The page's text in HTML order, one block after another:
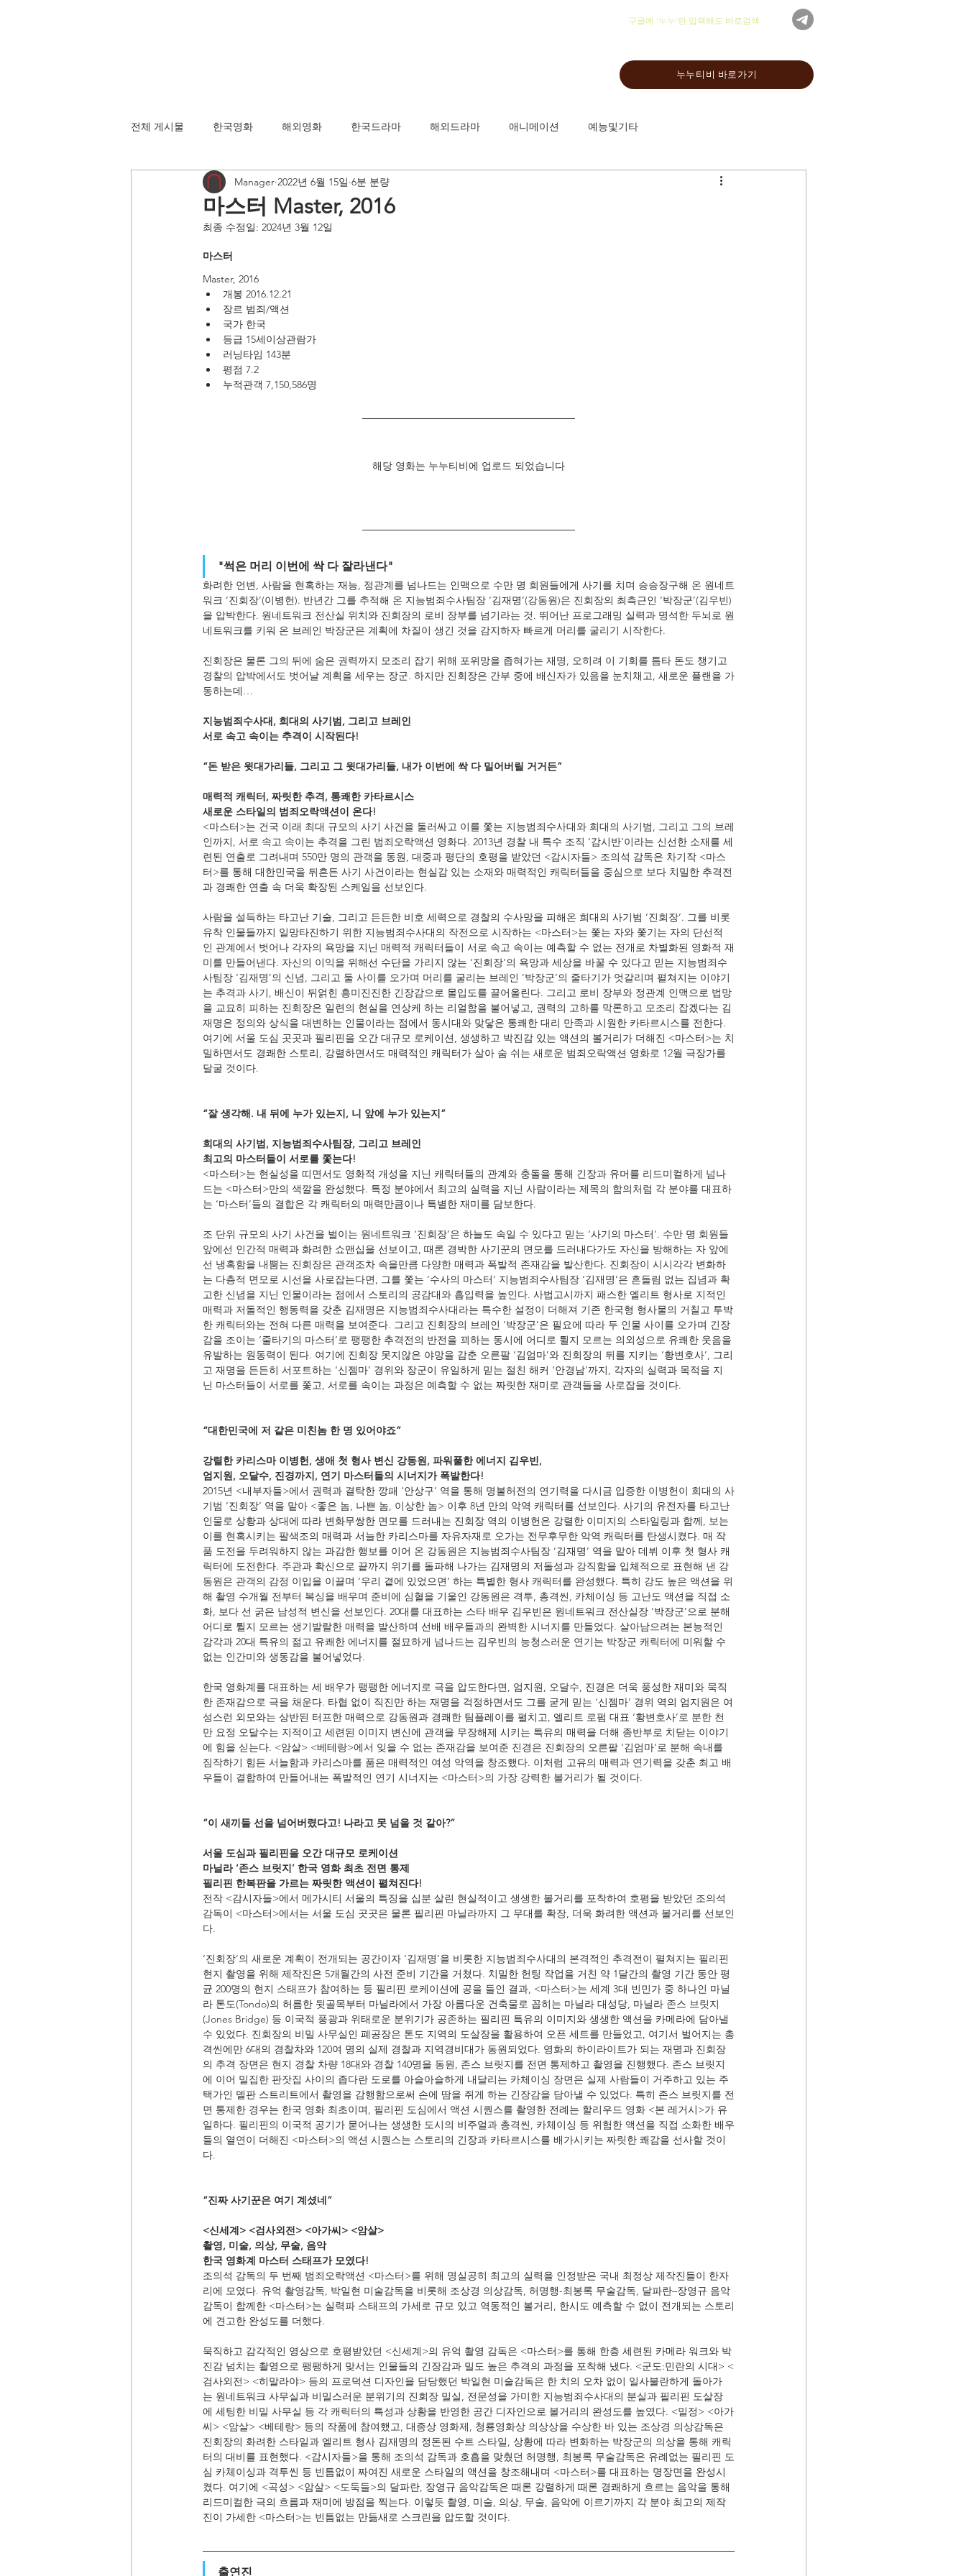
​구글에 '누누'만 입력해도 바로검색
누누티비 바로가기
전체 게시물 한국영화 해외영화 한국드라마 해외드라마 애니메이션 예능및기타
마스터 Master, 2016
Manager 2022년 6월 15일 6분 분량
최종 수정일: 2024년 3월 12일
마스터
Master, 2016
개봉 2016.12.21
장르 범죄/액션
국가 한국
등급 15세이상관람가
러닝타임 143분
평점 7.2
누적관객 7,150,586명
해당 영화는 누누티비에 업로드 되었습니다
"썩은 머리 이번에 싹 다 잘라낸다"
화려한 언변, 사람을 현혹하는 재능, 정관계를 넘나드는 인맥으로 수만 명 회원들에게 사기를 치며 승승장구해 온 원네트
워크 ‘진회장’(이병헌). 반년간 그를 추적해 온 지능범죄수사팀장 ‘김재명’(강동원)은 진회장의 최측근인 ‘박장군’(김우빈)
을 압박한다. 원네트워크 전산실 위치와 진회장의 로비 장부를 넘기라는 것. 뛰어난 프로그래밍 실력과 명석한 두뇌로 원
네트워크를 키워 온 브레인 박장군은 계획에 차질이 생긴 것을 감지하자 빠르게 머리를 굴리기 시작한다.
진회장은 물론 그의 뒤에 숨은 권력까지 모조리 잡기 위해 포위망을 좁혀가는 재명, 오히려 이 기회를 틈타 돈도 챙기고
경찰의 압박에서도 벗어날 계획을 세우는 장군. 하지만 진회장은 간부 중에 배신자가 있음을 눈치채고, 새로운 플랜을 가
동하는데…
지능범죄수사대, 희대의 사기범, 그리고 브레인
서로 속고 속이는 추격이 시작된다!
“돈 받은 윗대가리들, 그리고 그 윗대가리들, 내가 이번에 싹 다 밀어버릴 거거든”
매력적 캐릭터, 짜릿한 추격, 통쾌한 카타르시스
새로운 스타일의 범죄오락액션이 온다!
<마스터>는 건국 이래 최대 규모의 사기 사건을 둘러싸고 이를 쫓는 지능범죄수사대와 희대의 사기범, 그리고 그의 브레
인까지, 서로 속고 속이는 추격을 그린 범죄오락액션 영화다. 2013년 경찰 내 특수 조직 ‘감시반’이라는 신선한 소재를 세
련된 연출로 그려내며 550만 명의 관객을 동원, 대중과 평단의 호평을 받았던 <감시자들> 조의석 감독은 차기작 <마스
터>를 통해 대한민국을 뒤흔든 사기 사건이라는 현실감 있는 소재와 매력적인 캐릭터들을 중심으로 보다 치밀한 추격전
과 경쾌한 연출 속 더욱 확장된 스케일을 선보인다.
사람을 설득하는 타고난 기술, 그리고 든든한 비호 세력으로 경찰의 수사망을 피해온 희대의 사기범 ‘진회장’. 그를 비롯
유착 인물들까지 일망타진하기 위한 지능범죄수사대의 작전으로 시작하는 <마스터>는 쫓는 자와 쫓기는 자의 단선적
인 관계에서 벗어나 각자의 욕망을 지닌 매력적 캐릭터들이 서로 속고 속이는 예측할 수 없는 전개로 차별화된 영화적 재
미를 만들어낸다. 자신의 이익을 위해선 수단을 가리지 않는 ‘진회장’의 욕망과 세상을 바꿀 수 있다고 믿는 지능범죄수
사팀장 ‘김재명’의 신념, 그리고 둘 사이를 오가며 머리를 굴리는 브레인 ‘박장군’의 줄타기가 엇갈리며 펼쳐지는 이야기
는 추격과 사기, 배신이 뒤얽힌 흥미진진한 긴장감으로 몰입도를 끌어올린다. 그리고 로비 장부와 정관계 인맥으로 법망
을 교묘히 피하는 진회장은 일련의 현실을 연상케 하는 리얼함을 불어넣고, 권력의 고하를 막론하고 모조리 잡겠다는 김
재명은 정의와 상식을 대변하는 인물이라는 점에서 동시대와 맞닿은 통쾌한 대리 만족과 시원한 카타르시스를 전한다.
여기에 서울 도심 곳곳과 필리핀을 오간 대규모 로케이션, 생생하고 박진감 있는 액션의 볼거리가 더해진 <마스터>는 치
밀하면서도 경쾌한 스토리, 강렬하면서도 매력적인 캐릭터가 살아 숨 쉬는 새로운 범죄오락액션 영화로 12월 극장가를
달굴 것이다.
“잘 생각해. 내 뒤에 누가 있는지, 니 앞에 누가 있는지”
희대의 사기범, 지능범죄수사팀장, 그리고 브레인
최고의 마스터들이 서로를 쫓는다!
<마스터>는 현실성을 띠면서도 영화적 개성을 지닌 캐릭터들의 관계와 충돌을 통해 긴장과 유머를 리드미컬하게 넘나
드는 <마스터>만의 색깔을 완성했다. 특정 분야에서 최고의 실력을 지닌 사람이라는 제목의 함의처럼 각 분야를 대표하
는 ‘마스터’들의 결합은 각 캐릭터의 매력만큼이나 특별한 재미를 담보한다.
조 단위 규모의 사기 사건을 벌이는 원네트워크 ‘진회장’은 하늘도 속일 수 있다고 믿는 ‘사기의 마스터’. 수만 명 회원들
앞에선 인간적 매력과 화려한 쇼맨십을 선보이고, 때론 경박한 사기꾼의 면모를 드러내다가도 자신을 방해하는 자 앞에
선 냉혹함을 내뿜는 진회장은 관객조차 속을만큼 다양한 매력과 폭발적 존재감을 발산한다. 진회장이 시시각각 변화하
는 다층적 면모로 시선을 사로잡는다면, 그를 쫓는 ‘수사의 마스터’ 지능범죄수사팀장 ‘김재명’은 흔들림 없는 집념과 확
고한 신념을 지닌 인물이라는 점에서 스토리의 공감대와 흡입력을 높인다. 사법고시까지 패스한 엘리트 형사로 지적인
매력과 저돌적인 행동력을 갖춘 김재명은 지능범죄수사대라는 특수한 설정이 더해져 기존 한국형 형사물의 거칠고 투박
한 캐릭터와는 전혀 다른 매력을 보여준다. 그리고 진회장의 브레인 ‘박장군’은 필요에 따라 두 인물 사이를 오가며 긴장
감을 조이는 ‘줄타기의 마스터’로 팽팽한 추격전의 반전을 꾀하는 동시에 어디로 튈지 모르는 의외성으로 유쾌한 웃음을
유발하는 원동력이 된다. 여기에 진회장 못지않은 야망을 감춘 오른팔 ‘김엄마’와 진회장의 뒤를 지키는 ‘황변호사’, 그리
고 재명을 든든히 서포트하는 ‘신젬마’ 경위와 장군이 유일하게 믿는 절친 해커 ‘안경남’까지, 각자의 실력과 목적을 지
닌 마스터들이 서로를 쫓고, 서로를 속이는 과정은 예측할 수 없는 짜릿한 재미로 관객들을 사로잡을 것이다.
“대한민국에 저 같은 미친놈 한 명 있어야죠”
강렬한 카리스마 이병헌, 생애 첫 형사 변신 강동원, 파워풀한 에너지 김우빈,
엄지원, 오달수, 진경까지, 연기 마스터들의 시너지가 폭발한다!
2015년 <내부자들>에서 권력과 결탁한 깡패 ‘안상구’ 역을 통해 명불허전의 연기력을 다시금 입증한 이병헌이 희대의 사
기범 ‘진회장’ 역을 맡아 <좋은 놈, 나쁜 놈, 이상한 놈> 이후 8년 만의 악역 캐릭터를 선보인다. 사기의 유전자를 타고난
인물로 상황과 상대에 따라 변화무쌍한 면모를 드러내는 진회장 역의 이병헌은 강렬한 이미지의 스타일링과 함께, 보는
이를 현혹시키는 팔색조의 매력과 서늘한 카리스마를 자유자재로 오가는 전무후무한 악역 캐릭터를 탄생시켰다. 매 작
품 도전을 두려워하지 않는 과감한 행보를 이어 온 강동원은 지능범죄수사팀장 ‘김재명’ 역을 맡아 데뷔 이후 첫 형사 캐
릭터에 도전한다. 주관과 확신으로 끝까지 위기를 돌파해 나가는 김재명의 저돌성과 강직함을 입체적으로 표현해 낸 강
동원은 관객의 감정 이입을 이끌며 ‘우리 곁에 있었으면’ 하는 특별한 형사 캐릭터를 완성했다. 특히 강도 높은 액션을 위
해 촬영 수개월 전부터 복싱을 배우며 준비에 심혈을 기울인 강동원은 격투, 총격씬, 카체이싱 등 고난도 액션을 직접 소
화, 보다 선 굵은 남성적 변신을 선보인다. 20대를 대표하는 스타 배우 김우빈은 원네트워크 전산실장 ‘박장군’으로 분해
어디로 튈지 모르는 생기발랄한 매력을 발산하며 선배 배우들과의 완벽한 시너지를 만들었다. 살아남으려는 본능적인
감각과 20대 특유의 젊고 유쾌한 에너지를 절묘하게 넘나드는 김우빈의 능청스러운 연기는 박장군 캐릭터에 미워할 수
없는 인간미와 생동감을 불어넣었다.
한국 영화계를 대표하는 세 배우가 팽팽한 에너지로 극을 압도한다면, 엄지원, 오달수, 진경은 더욱 풍성한 재미와 묵직
한 존재감으로 극을 채운다. 타협 없이 직진만 하는 재명을 걱정하면서도 그를 굳게 믿는 ‘신젬마’ 경위 역의 엄지원은 여
성스런 외모와는 상반된 터프한 매력으로 강동원과 경쾌한 팀플레이를 펼치고, 엘리트 로펌 대표 ‘황변호사’로 분한 천
만 요정 오달수는 지적이고 세련된 이미지 변신에 관객을 무장해제 시키는 특유의 매력을 더해 종반부로 치닫는 이야기
에 힘을 싣는다. <암살> <베테랑>에서 잊을 수 없는 존재감을 보여준 진경은 진회장의 오른팔 ‘김엄마’로 분해 속내를
짐작하기 힘든 서늘함과 카리스마를 품은 매력적인 여성 악역을 창조했다. 이처럼 고유의 매력과 연기력을 갖춘 최고 배
우들이 결합하여 만들어내는 폭발적인 연기 시너지는 <마스터>의 가장 강력한 볼거리가 될 것이다.
“이 새끼들 선을 넘어버렸다고! 나라고 못 넘을 것 같아?”
서울 도심과 필리핀을 오간 대규모 로케이션
마닐라 ‘존스 브릿지’ 한국 영화 최초 전면 통제
필리핀 한복판을 가르는 짜릿한 액션이 펼쳐진다!
전작 <감시자들>에서 메가시티 서울의 특징을 십분 살린 현실적이고 생생한 볼거리를 포착하여 호평을 받았던 조의석
감독이 <마스터>에서는 서울 도심 곳곳은 물론 필리핀 마닐라까지 그 무대를 확장, 더욱 화려한 액션과 볼거리를 선보인
다.
‘진회장’의 새로운 계획이 전개되는 공간이자 ‘김재명’을 비롯한 지능범죄수사대의 본격적인 추격전이 펼쳐지는 필리핀
현지 촬영을 위해 제작진은 5개월간의 사전 준비 기간을 거쳤다. 치밀한 헌팅 작업을 거친 약 1달간의 촬영 기간 동안 평
균 200명의 현지 스태프가 참여하는 등 필리핀 로케이션에 공을 들인 결과, <마스터>는 세계 3대 빈민가 중 하나인 마닐
라 톤도(Tondo)의 허름한 뒷골목부터 마닐라에서 가장 아름다운 건축물로 꼽히는 마닐라 대성당, 마닐라 존스 브릿지
(Jones Bridge) 등 이국적 풍광과 위태로운 분위기가 공존하는 필리핀 특유의 이미지와 생생한 액션을 카메라에 담아낼
수 있었다. 진회장의 비밀 사무실인 폐공장은 톤도 지역의 도살장을 활용하여 오픈 세트를 만들었고, 여기서 벌어지는 총
격씬에만 6대의 경찰차와 120여 명의 실제 경찰과 지역경비대가 동원되었다. 영화의 하이라이트가 되는 재명과 진회장
의 추격 장면은 현지 경찰 차량 18대와 경찰 140명을 동원, 존스 브릿지를 전면 통제하고 촬영을 진행했다. 존스 브릿지
에 이어 밀집한 판잣집 사이의 좁다란 도로를 아슬아슬하게 내달리는 카체이싱 장면은 실제 사람들이 거주하고 있는 주
택가인 델판 스트리트에서 촬영을 감행함으로써 손에 땀을 쥐게 하는 긴장감을 담아낼 수 있었다. 특히 존스 브릿지를 전
면 통제한 경우는 한국 영화 최초이며, 필리핀 도심에서 액션 시퀀스를 촬영한 전례는 할리우드 영화 <본 레거시>가 유
일하다. 필리핀의 이국적 공기가 묻어나는 생생한 도시의 비주얼과 총격씬, 카체이싱 등 위험한 액션을 직접 소화한 배우
들의 열연이 더해진 <마스터>의 액션 시퀀스는 스토리의 긴장과 카타르시스를 배가시키는 짜릿한 쾌감을 선사할 것이
다.
“진짜 사기꾼은 여기 계셨네”
<신세계> <검사외전> <아가씨> <암살>
촬영, 미술, 의상, 무술, 음악
한국 영화계 마스터 스태프가 모였다!
조의석 감독의 두 번째 범죄오락액션 <마스터>를 위해 명실공히 최고의 실력을 인정받은 국내 최정상 제작진들이 한자
리에 모였다. 유억 촬영감독, 박일현 미술감독을 비롯해 조상경 의상감독, 허명행-최봉록 무술감독, 달파란–장영규 음악
감독이 함께한 <마스터>는 실력파 스태프의 가세로 규모 있고 역동적인 볼거리, 한시도 예측할 수 없이 전개되는 스토리
에 견고한 완성도를 더했다.
묵직하고 감각적인 영상으로 호평받았던 <신세계>의 유억 촬영 감독은 <마스터>를 통해 한층 세련된 카메라 워크와 박
진감 넘치는 촬영으로 팽팽하게 맞서는 인물들의 긴장감과 밀도 높은 추격의 과정을 포착해 냈다. <군도:민란의 시대> <
검사외전> <히말라야> 등의 프로덕션 디자인을 담당했던 박일현 미술감독은 한 치의 오차 없이 일사불란하게 돌아가
는 원네트워크 사무실과 비밀스러운 분위기의 진회장 밀실, 전문성을 가미한 지능범죄수사대의 분실과 필리핀 도살장
에 세팅한 비밀 사무실 등 각 캐릭터의 특성과 상황을 반영한 공간 디자인으로 볼거리의 완성도를 높였다. <밀정> <아가
씨> <암살> <베테랑> 등의 작품에 참여했고, 대종상 영화제, 청룡영화상 의상상을 수상한 바 있는 조상경 의상감독은
진회장의 화려한 스타일과 엘리트 형사 김재명의 정돈된 수트 스타일, 상황에 따라 변화하는 박장군의 의상을 통해 캐릭
터의 대비를 표현했다. <감시자들>을 통해 조의석 감독과 호흡을 맞췄던 허명행, 최봉록 무술감독은 유례없는 필리핀 도
심 카체이싱과 격투씬 등 빈틈없이 짜여진 새로운 스타일의 액션을 창조해내며 <마스터>를 대표하는 명장면을 완성시
켰다. 여기에 <곡성> <암살> <도둑들>의 달파란, 장영규 음악감독은 때론 강렬하게 때론 경쾌하게 흐르는 음악을 통해
리드미컬한 극의 흐름과 재미에 방점을 찍는다. 이렇듯 촬영, 미술, 의상, 무술, 음악에 이르기까지 각 분야 최고의 제작
진이 가세한 <마스터>는 빈틈없는 만듦새로 스크린을 압도할 것이다.
출연진